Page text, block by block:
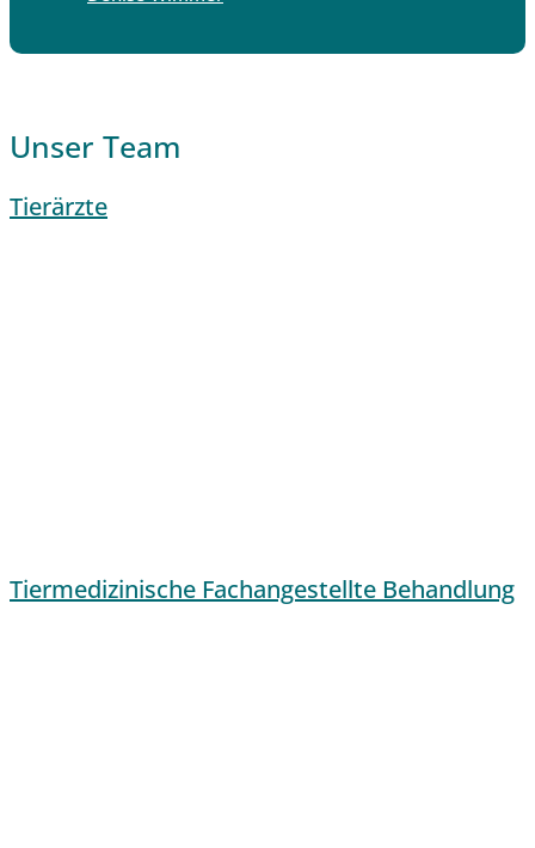
Unser Team
Tierärzte
Tiermedizinische Fachangestellte Behandlung